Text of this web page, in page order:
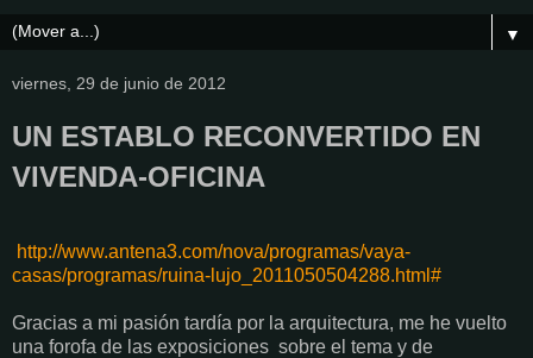
▼
viernes, 29 de junio de 2012
UN ESTABLO RECONVERTIDO EN
VIVENDA-OFICINA
http://www.antena3.com/nova/programas/vaya-
casas/programas/ruina-lujo_2011050504288.html#
Gracias a mi pasión tardía por la arquitectura, me he vuelto
una forofa de las exposiciones sobre el tema y de